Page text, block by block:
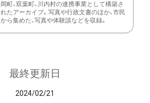
岡町、双葉町、川内村の連携事業として構築さ
れたアーカイブ。写真や行政文書のほか、市民
から集めた、写真や体験談などを収録。
最終更新日
2024/02/21